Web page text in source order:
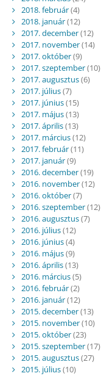
2018. február(4)
2018. január(12)
2017. december(12)
2017. november(14)
2017. október(9)
2017. szeptember(10)
2017. augusztus(6)
2017. július(7)
2017. június(15)
2017. május(13)
2017. április(13)
2017. március(12)
2017. február(11)
2017. január(9)
2016. december(19)
2016. november(12)
2016. október(7)
2016. szeptember(12)
2016. augusztus(7)
2016. július(12)
2016. június(4)
2016. május(9)
2016. április(13)
2016. március(5)
2016. február(2)
2016. január(12)
2015. december(13)
2015. november(10)
2015. október(23)
2015. szeptember(17)
2015. augusztus(27)
2015. július(10)